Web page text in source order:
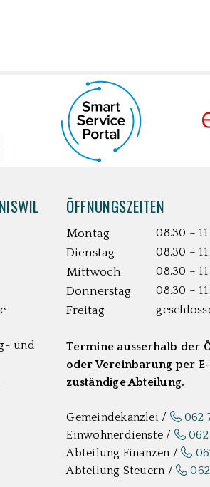
und
ÖFFNUNGSZEITEN
Montag 08.30 –
Dienstag
08.30 –
Mittwoch
08.30 –
Donnerstag
08.30 –
Freitag
Termine ausserhalb der
oder Vereinbarung per
zuständige Abteilung.
Gemeindekanzlei / 062
Einwohnerdienste /
062
Abteilung Finanzen /
Abteilung Steuern /